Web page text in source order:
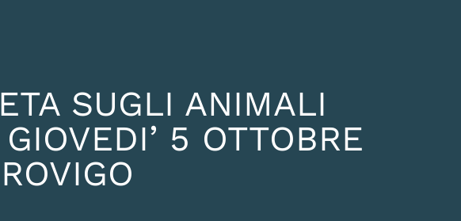
SUGLI ANIMALI
5 OTTOBRE